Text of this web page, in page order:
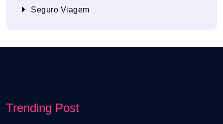
Seguro Viagem
Trending Post